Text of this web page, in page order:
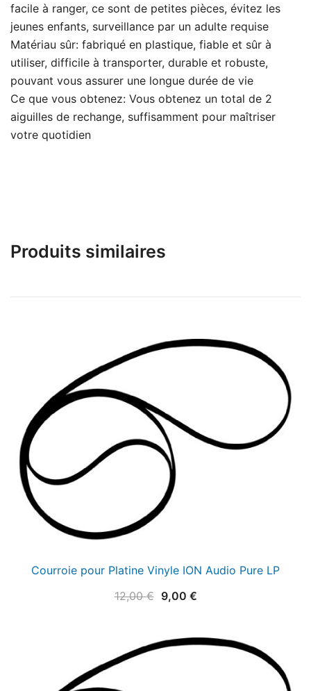
facile à ranger, ce sont de petites pièces, évitez les
jeunes enfants, surveillance par un adulte requise
Matériau sûr: fabriqué en plastique, fiable et sûr à
utiliser, difficile à transporter, durable et robuste,
pouvant vous assurer une longue durée de vie
Ce que vous obtenez: Vous obtenez un total de 2
aiguilles de rechange, suffisamment pour maîtriser
votre quotidien
Produits similaires
Courroie pour Platine Vinyle ION Audio Pure LP
12,00€ Le
était :
9,00 €Le
est :